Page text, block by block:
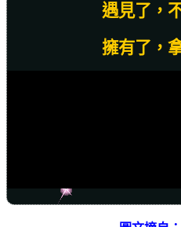
遇見了，
擁有了，